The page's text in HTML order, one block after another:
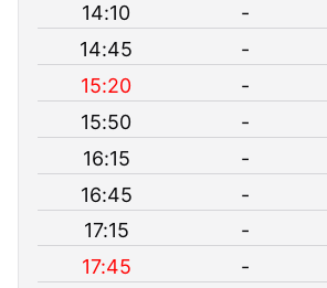
14:10
-
14:45
-
15:20
-
15:50
-
16:15
-
16:45
-
17:15
-
17:45
-